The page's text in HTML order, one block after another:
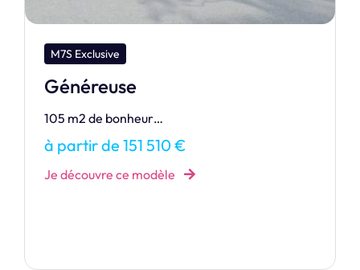
M7S Dream
Raiatea 80
RAIATEA vous accueille au sein de sa maison
confortable avec au choix trois dimensions
besoins.